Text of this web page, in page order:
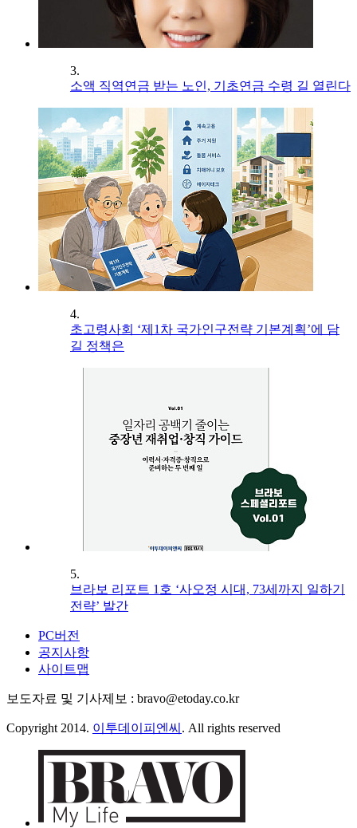
3.
소액 직역연금 받는 노인, 기초연금 수령 길 열린다
4.
초고령사회 ‘제1차 국가인구전략 기본계획’에 담
길 정책은
5.
브라보 리포트 1호 ‘사오정 시대, 73세까지 일하기
전략’ 발간
PC버전
공지사항
사이트맵
보도자료 및 기사제보 : bravo@etoday.co.kr
Copyright 2014. 이투데이피엔씨 . All rights reserved